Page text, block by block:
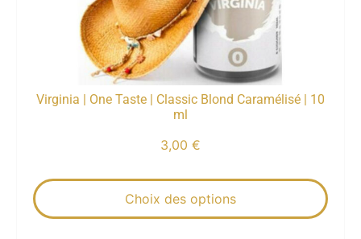
Virginia | One Taste | Classic Blond Caramélisé | 10
ml
3,00 €
Choix des options